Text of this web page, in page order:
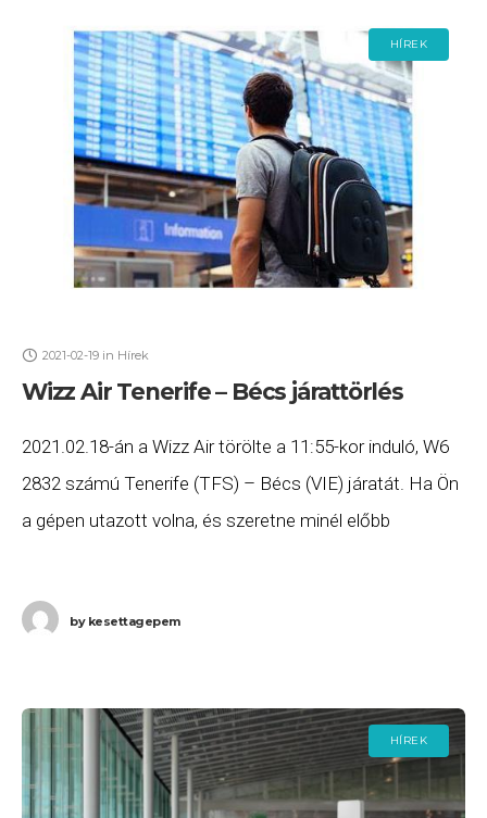
HÍREK
2021-02-19 in Hírek
Wizz Air Tenerife – Bécs járattörlés
2021.02.18-án a Wizz Air törölte a 11:55-kor induló, W6
2832 számú Tenerife (TFS) – Bécs (VIE) járatát. Ha Ön
a gépen utazott volna, és szeretne minél előbb
bykesettagepem
HÍREK